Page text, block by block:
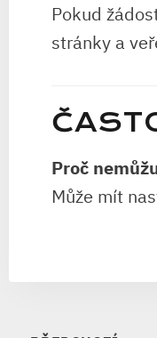
Pokud
stránky a
Proč
Může mít